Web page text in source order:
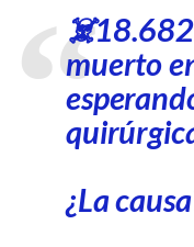
☠️18.682
muerto
¿La